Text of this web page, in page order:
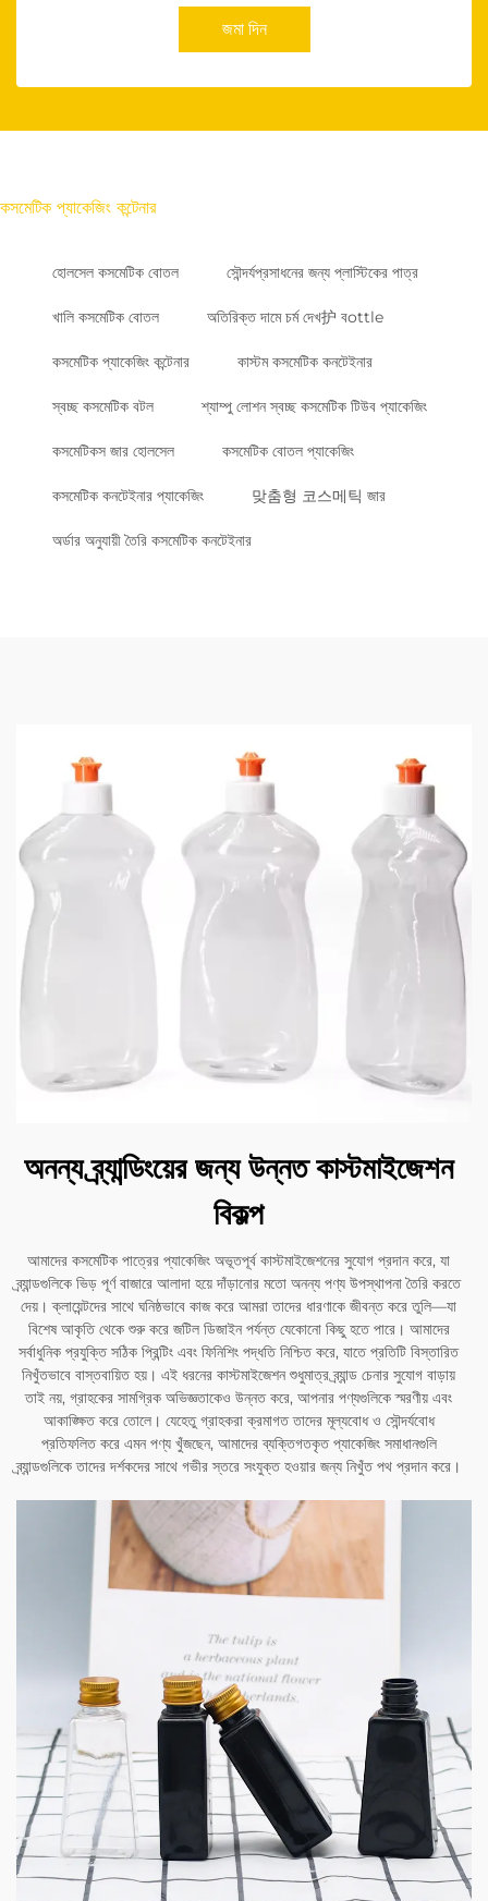
জমা দিন
কসমেটিক প্যাকেজিং কন্টেনার
হোলসেল কসমেটিক বোতল সৌন্দর্যপ্রসাধনের জন্য প্লাস্টিকের পাত্র
খালি কসমেটিক বোতল অতিরিক্ত দামে চর্ম দেখ护 বottle
কসমেটিক প্যাকেজিং কন্টেনার কাস্টম কসমেটিক কনটেইনার
স্বচ্ছ কসমেটিক বটল শ্যাম্পু লোশন স্বচ্ছ কসমেটিক টিউব প্যাকেজিং
কসমেটিকস জার হোলসেল কসমেটিক বোতল প্যাকেজিং
কসমেটিক কনটেইনার প্যাকেজিং 맞춤형 코스메틱 জার
অর্ডার অনুযায়ী তৈরি কসমেটিক কনটেইনার
অনন্য ব্র্যান্ডিংয়ের জন্য উন্নত কাস্টমাইজেশন
বিকল্প
আমাদের কসমেটিক পাত্রের প্যাকেজিং অভূতপূর্ব কাস্টমাইজেশনের সুযোগ প্রদান করে, যা
ব্র্যান্ডগুলিকে ভিড় পূর্ণ বাজারে আলাদা হয়ে দাঁড়ানোর মতো অনন্য পণ্য উপস্থাপনা তৈরি করতে
দেয়। ক্লায়েন্টদের সাথে ঘনিষ্ঠভাবে কাজ করে আমরা তাদের ধারণাকে জীবন্ত করে তুলি—যা
বিশেষ আকৃতি থেকে শুরু করে জটিল ডিজাইন পর্যন্ত যেকোনো কিছু হতে পারে। আমাদের
সর্বাধুনিক প্রযুক্তি সঠিক প্রিন্টিং এবং ফিনিশিং পদ্ধতি নিশ্চিত করে, যাতে প্রতিটি বিস্তারিত
নিখুঁতভাবে বাস্তবায়িত হয়। এই ধরনের কাস্টমাইজেশন শুধুমাত্র ব্র্যান্ড চেনার সুযোগ বাড়ায়
তাই নয়, গ্রাহকের সামগ্রিক অভিজ্ঞতাকেও উন্নত করে, আপনার পণ্যগুলিকে স্মরণীয় এবং
আকাঙ্ক্ষিত করে তোলে। যেহেতু গ্রাহকরা ক্রমাগত তাদের মূল্যবোধ ও সৌন্দর্যবোধ
প্রতিফলিত করে এমন পণ্য খুঁজছেন, আমাদের ব্যক্তিগতকৃত প্যাকেজিং সমাধানগুলি
ব্র্যান্ডগুলিকে তাদের দর্শকদের সাথে গভীর স্তরে সংযুক্ত হওয়ার জন্য নিখুঁত পথ প্রদান করে।